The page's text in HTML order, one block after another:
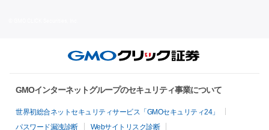
GMOインターネットグループのセキュリティ事業について
世界初総合ネットセキュリティサービス「GMOセキュリティ24」
パスワード漏洩診断
Webサイトリスク診断